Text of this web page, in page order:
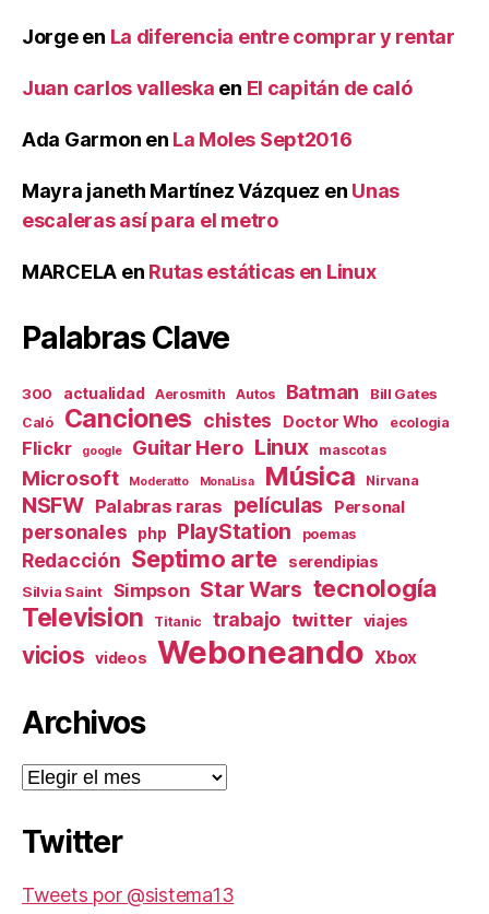
Jorgeen La diferencia entre comprar y rentar
Juan carlos valleska en El capitán de caló
Ada Garmon en La Moles Sept2016
Mayra janeth Martínez Vázquez en Unas
escaleras así para el metro
MARCELA en Rutas estáticas en Linux
Palabras Clave
300 actualidad Aerosmith Autos Batman Bill Gates
Caló Canciones chistes Doctor Who ecologia
Flickr google Guitar Hero Linux mascotas
Microsoft Moderatto MonaLisa Música Nirvana
NSFW Palabras raras películas Personal
personales php PlayStation poemas
Redacción Septimo arte serendipias
Silvia Saint Simpson Star Wars tecnología
Television Titanic trabajo twitter viajes
vicios videos Weboneando Xbox
Archivos
Archivos
Twitter
Tweets por @sistema13